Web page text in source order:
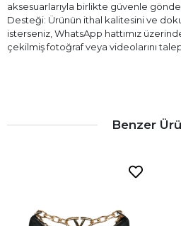
aksesuarlarıyla birlikte güvenle
Desteği: Ürünün ithal kalitesini ve
isterseniz, WhatsApp hattımız
çekilmiş fotoğraf veya videolarını
Benzer